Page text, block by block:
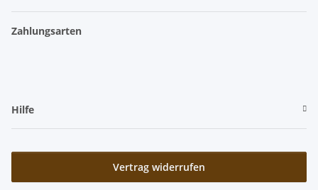
Zahlungsarten
Hilfe
Vertrag widerrufen